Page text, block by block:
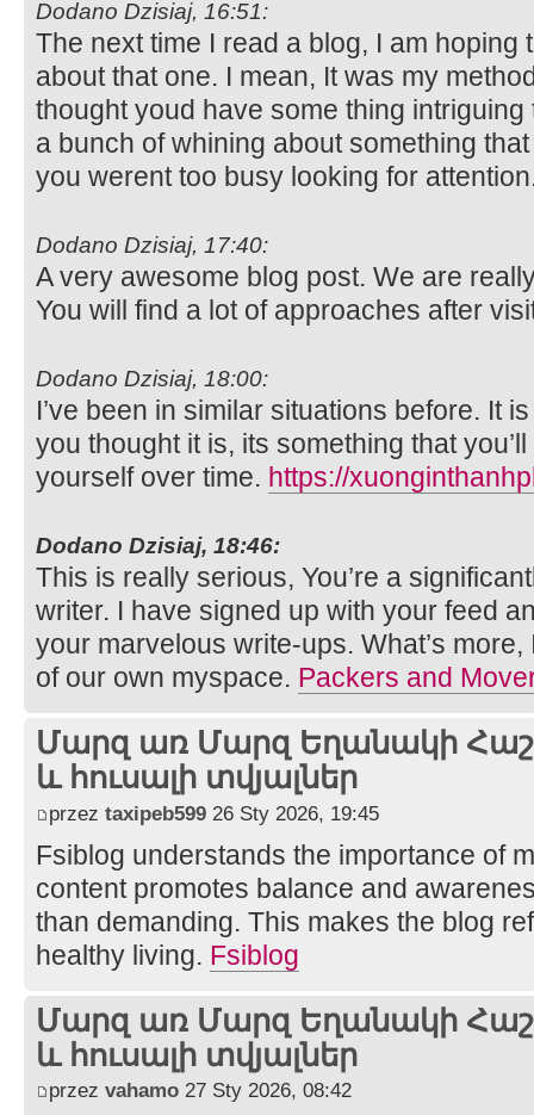
Dodano Dzisiaj, 16:51:
The next time I read a blog, I am hoping
about that one. I mean, It was my
thought youd have some thing
a bunch of whining about something
you werent too busy looking for
Dodano Dzisiaj, 17:40:
A very awesome blog post. We are
You will find a lot of approaches after
Dodano Dzisiaj, 18:00:
I’ve been in similar situations before. It
you thought it is, its something that
yourself over time. https://
Dodano Dzisiaj, 18:46:
This is really serious, You’re a
writer. I have signed up with your feed
your marvelous write-ups. What’s
of our own myspace. Packers and
Մարզ առ Մարզ Եղանակի
և հուսալի տվյալներ
przez taxipeb599 26 Sty 2026, 19:45
Fsiblog understands the importance of
content promotes balance and
than demanding. This makes the blog
healthy living. Fsiblog
Մարզ առ Մարզ Եղանակի
և հուսալի տվյալներ
przez vahamo 27 Sty 2026, 08:42